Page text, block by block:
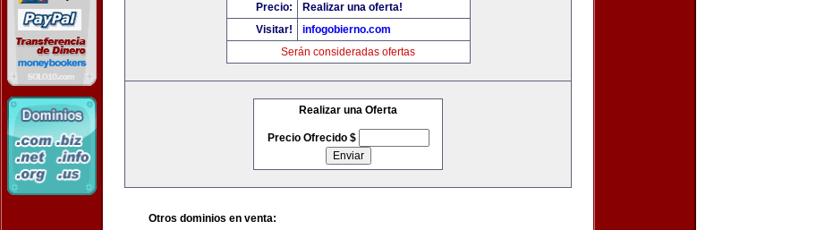
Precio:
Realizar una oferta!
Visitar!
infogobierno.com
Serán consideradas ofertas
Realizar una Oferta
Precio Ofrecido $
Otros dominios en venta: